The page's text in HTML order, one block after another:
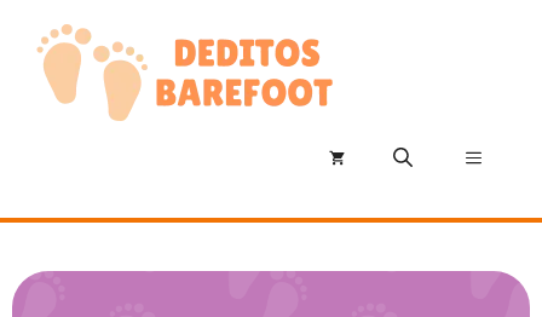
contenido
Menú